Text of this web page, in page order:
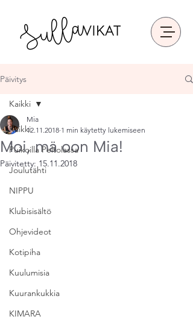
Päivitys
Kaikki
Puikoilla Peltolassa
Joulutähti
NIPPU
Klubisisältö
Ohjevideot
Kotipiha
Kuulumisia
Kuurankukkia
KIMARA
Kaikki
Moi, mä oon Mia!
Mia
12.11.2018 1 min käytetty lukemiseen
Päivitetty: 15.11.2018